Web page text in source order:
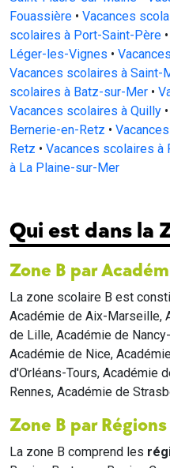
Fouassière • Vacances
scolaires à Port-Saint-Père •
Léger-les-Vignes •
Vacances scolaires à Saint-
scolaires à Batz-sur-Mer •
Vacances scolaires à Quilly •
Bernerie-en-Retz •
Retz • Vacances scolaires à
à La Plaine-sur-Mer
Qui est dans la
Zone B par
La zone scolaire B est
Académie de Aix-Marseille,
de Lille, Académie de
Académie de Nice,
d'Orléans-Tours, Académie
Rennes, Académie de
Zone B par Régions
La zone B comprend les